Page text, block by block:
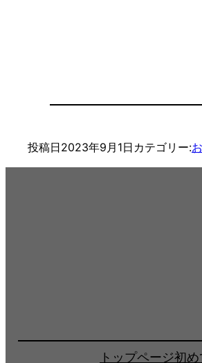
投稿日2023年9月1日 カテゴリー:
トップページ初